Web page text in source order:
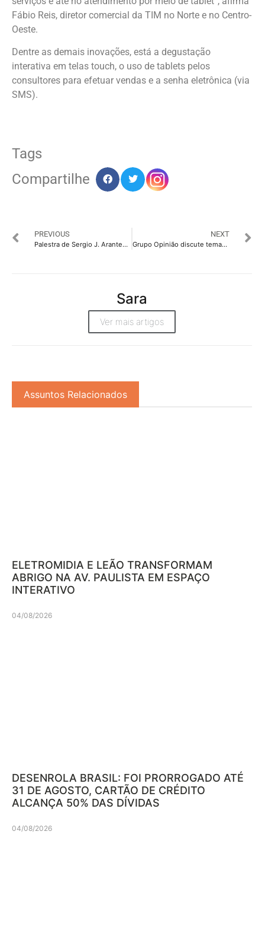
Fábio Reis, diretor comercial da TIM no Norte e no Centro-
Oeste.
Dentre as demais inovações, está a degustação
interativa em telas touch, o uso de tablets pelos
consultores para efetuar vendas e a senha eletrônica (via
SMS).
Tags
Compartilhe
PREVIOUS
Palestra de Sergio J. Arantes se destaca na Print Summit
NEXT
Grupo Opinião discute temas polêmicos em campanha
Sara
Ver mais artigos
Assuntos Relacionados
ELETROMIDIA E LEÃO TRANSFORMAM
ABRIGO NA AV. PAULISTA EM ESPAÇO
INTERATIVO
04/08/2026
DESENROLA BRASIL: FOI PRORROGADO ATÉ
31 DE AGOSTO, CARTÃO DE CRÉDITO
ALCANÇA 50% DAS DÍVIDAS
04/08/2026